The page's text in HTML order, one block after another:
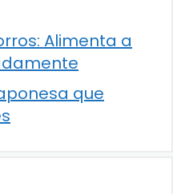
Alimenta a
que